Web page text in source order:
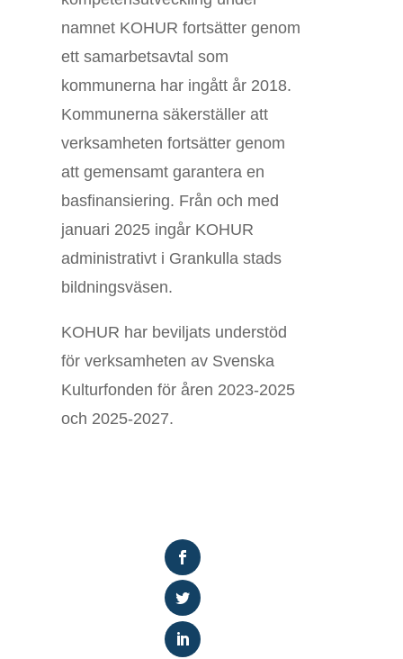
namnet KOHUR fortsätter genom
ett samarbetsavtal som
kommunerna har ingått år 2018.
Kommunerna säkerställer att
verksamheten fortsätter genom
att gemensamt garantera en
basfinansiering. Från och med
januari 2025 ingår KOHUR
administrativt i Grankulla stads
bildningsväsen.
KOHUR har beviljats understöd
för verksamheten av Svenska
Kulturfonden för åren 2023-2025
och 2025-2027.